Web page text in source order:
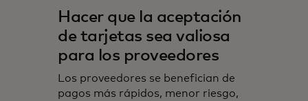
Hacer que la aceptación
de tarjetas sea valiosa
para los proveedores
Los proveedores se benefician de
pagos más rápidos, menor riesgo,